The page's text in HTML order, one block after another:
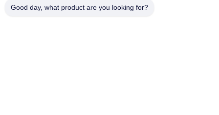
Paslanmaz Çelik
Paslanmaz Çelik
Good day, what product are you looking for?